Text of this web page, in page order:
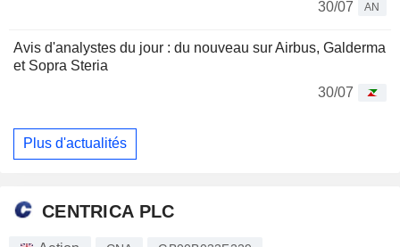
30/07 AN
Avis d'analystes du jour : du nouveau sur Airbus, Galderma
et Sopra Steria
30/07
Plus d'actualités
CENTRICA PLC